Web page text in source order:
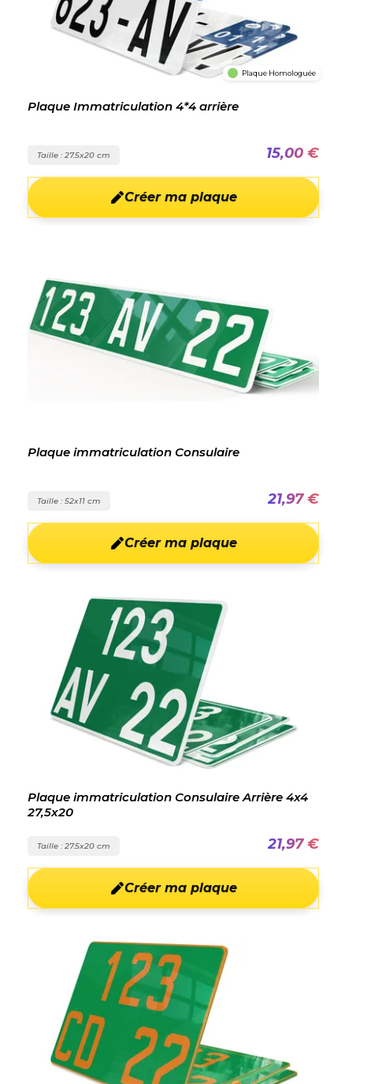
Plaque Homologuée
Plaque Immatriculation 4*4 arrière
Taille : 27.5x20 cm 15,00 €
Créer ma plaque
Plaque immatriculation Consulaire
Taille : 52x11 cm 21,97 €
Créer ma plaque
Plaque immatriculation Consulaire Arrière 4x4
27,5x20
Taille : 27.5x20 cm 21,97 €
Créer ma plaque